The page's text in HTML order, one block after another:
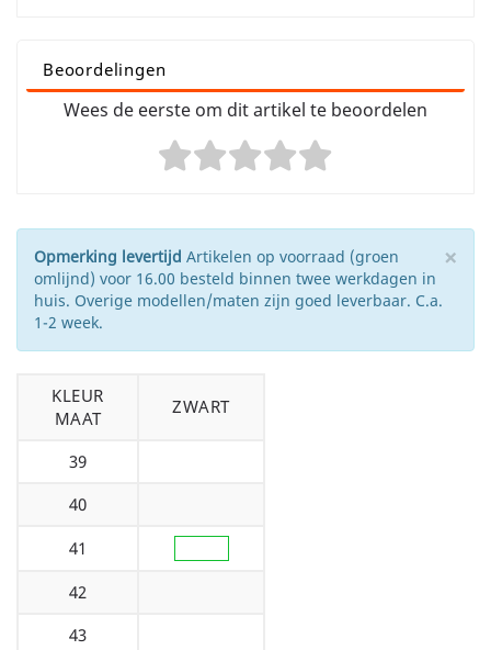
Beoordelingen
Wees de eerste om dit artikel te beoordelen
×
Opmerking levertijd Artikelen op voorraad (groen
omlijnd) voor 16.00 besteld binnen twee werkdagen in
huis. Overige modellen/maten zijn goed leverbaar. C.a.
1-2 week.
KLEUR
MAAT
ZWART
39
40
41
42
43